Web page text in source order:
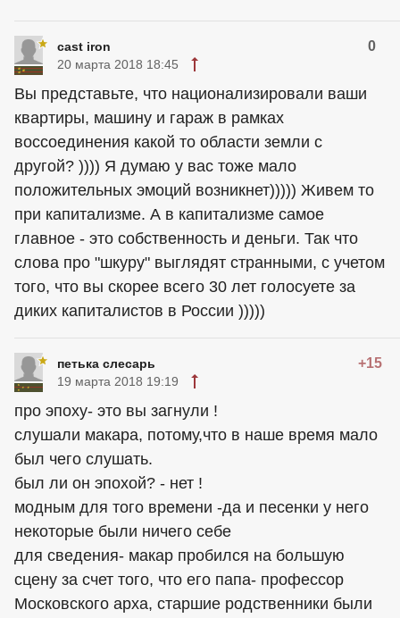
cast iron 0
20 марта 2018 18:45
Вы представьте, что национализировали ваши
квартиры, машину и гараж в рамках
воссоединения какой то области земли с
другой? )))) Я думаю у вас тоже мало
положительных эмоций возникнет))))) Живем то
при капитализме. А в капитализме самое
главное - это собственность и деньги. Так что
слова про "шкуру" выглядят странными, с учетом
того, что вы скорее всего 30 лет голосуете за
диких капиталистов в России )))))
петька слесарь +15
19 марта 2018 19:19
про эпоху- это вы загнули !
слушали макара, потому,что в наше время мало
был чего слушать.
был ли он эпохой? - нет !
модным для того времени -да и песенки у него
некоторые были ничего себе
для сведения- макар пробился на большую
сцену за счет того, что его папа- профессор
Московского арха, старшие родственники были